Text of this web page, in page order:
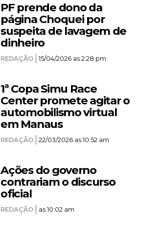
PF prende dono da
página Choquei por
suspeita de lavagem de
dinheiro
REDAÇÃO 15/04/2026 as 2:28 pm
1ª Copa Simu Race
Center promete agitar o
automobilismo virtual
em Manaus
REDAÇÃO 22/03/2026 as 10:52 am
Ações do governo
contrariam o discurso
oficial
REDAÇÃO as 10:02 am